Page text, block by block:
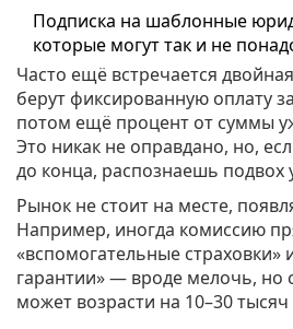
Подписка на шаблонные
которые могут так и не
Часто ещё встречается
берут фиксированную оплату
потом ещё процент от суммы
Это никак не оправдано, но,
до конца, распознаешь подвох
Рынок не стоит на месте,
Например, иногда комиссию
«вспомогательные страховки»
гарантии» — вроде мелочь, но
может возрасти на 10–30 тысяч